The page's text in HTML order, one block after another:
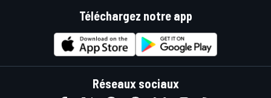
Téléchargez notre app
Réseaux sociaux